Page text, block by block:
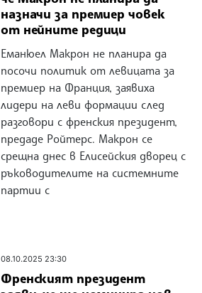
назначи за премиер човек
от нейните редици
Еманюел Макрон не планира да
посочи политик от левицата за
премиер на Франция, заявиха
лидери на леви формации след
разговори с френския президент,
предаде Ройтерс. Макрон се
срещна днес в Елисейския дворец с
ръководителите на системните
партии с
08.10.2025 23:30
Френският президент